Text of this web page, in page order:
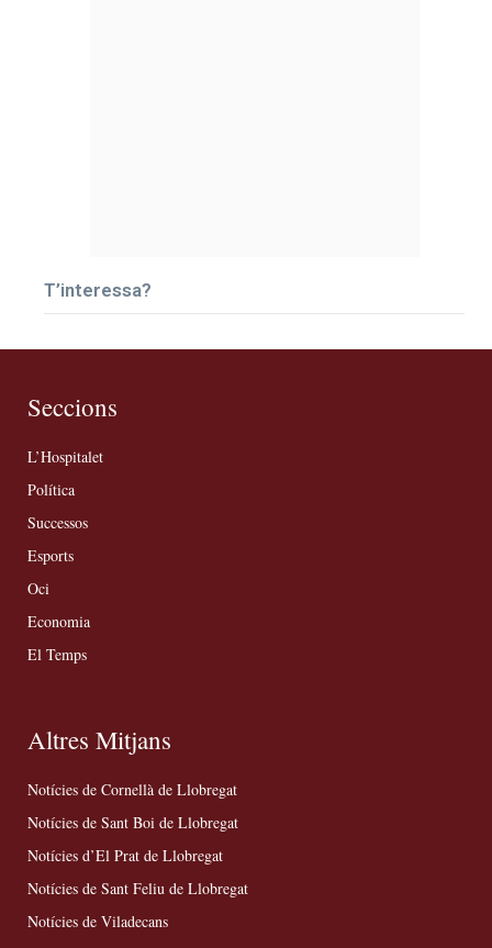
T’interessa?
Seccions
L’Hospitalet
Política
Successos
Esports
Oci
Economia
El Temps
Altres Mitjans
Notícies de Cornellà de Llobregat
Notícies de Sant Boi de Llobregat
Notícies d’El Prat de Llobregat
Notícies de Sant Feliu de Llobregat
Notícies de Viladecans